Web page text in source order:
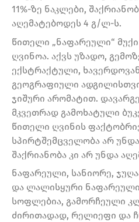
11%-ზე ნაკლები,
აღემატებოდეს 4 გ/ლ-ს.
წითელი „ნაფარეული“
ღვინოა. აქვს უზადო,
ექსტრაქტული,
გეოგრაფიული
ჯიშური არომატით.
მკვეთრად გამოხატული
წითელი ღვინის
სპირტშემცველობა არ უნდა
შაქრიანობა კი არ უნდა
ნაფარეული, სანიორე,
და ლალისყური
სოფლებია, გამორჩეული
ძირითადად, რელიეფი და